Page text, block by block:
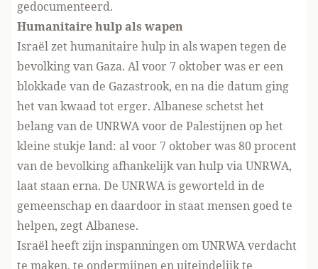
gedocumenteerd.
Humanitaire hulp als wapen
Israël zet humanitaire hulp in als wapen tegen de
bevolking van Gaza. Al voor 7 oktober was er een
blokkade van de Gazastrook, en na die datum ging
het van kwaad tot erger. Albanese schetst het
belang van de UNRWA voor de Palestijnen op het
kleine stukje land: al voor 7 oktober was 80 procent
van de bevolking afhankelijk van hulp via UNRWA,
laat staan erna. De UNRWA is geworteld in de
gemeenschap en daardoor in staat mensen goed te
helpen, zegt Albanese.
Israël heeft zijn inspanningen om UNRWA verdacht
te maken, te ondermijnen en uiteindelijk te